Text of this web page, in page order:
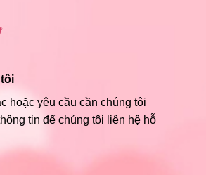
hoặc yêu cầu cần chúng tôi
tin để chúng tôi liên hệ hỗ